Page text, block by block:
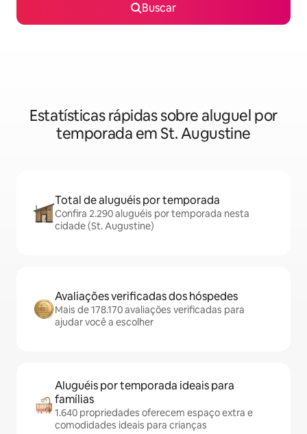
Buscar
Estatísticas rápidas sobre aluguel por
temporada em St. Augustine
Total de aluguéis por temporada
Confira 2.290 aluguéis por temporada nesta
cidade (St. Augustine)
Avaliações verificadas dos hóspedes
Mais de 178.170 avaliações verificadas para
ajudar você a escolher
Aluguéis por temporada ideais para
famílias
1.640 propriedades oferecem espaço extra e
comodidades ideais para crianças